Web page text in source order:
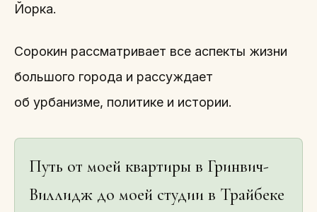
Йорка.
Сорокин рассматривает все аспекты жизни
большого города и рассуждает
об урбанизме, политике и истории.
Путь от моей квартиры в Гринвич-
Виллидж до моей студии в Трайбеке